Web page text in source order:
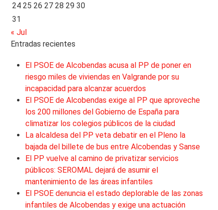
24 25 26 27 28 29 30
31
« Jul
Entradas recientes
El PSOE de Alcobendas acusa al PP de poner en
riesgo miles de viviendas en Valgrande por su
incapacidad para alcanzar acuerdos
El PSOE de Alcobendas exige al PP que aproveche
los 200 millones del Gobierno de España para
climatizar los colegios públicos de la ciudad
La alcaldesa del PP veta debatir en el Pleno la
bajada del billete de bus entre Alcobendas y Sanse
El PP vuelve al camino de privatizar servicios
públicos: SEROMAL dejará de asumir el
mantenimiento de las áreas infantiles
El PSOE denuncia el estado deplorable de las zonas
infantiles de Alcobendas y exige una actuación